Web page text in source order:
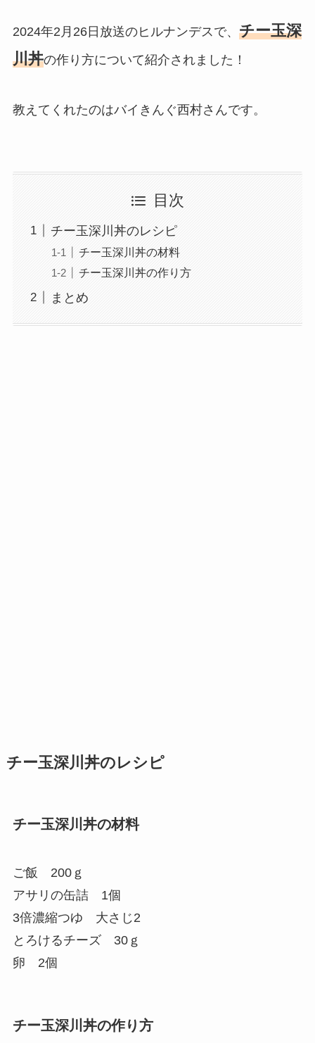
2024年2月26日放送のヒルナンデスで、 チー玉深
川丼の作り方について紹介されました！
教えてくれたのはバイきんぐ西村さんです。
目次
チー玉深川丼のレシピ
チー玉深川丼の材料
チー玉深川丼の作り方
まとめ
チー玉深川丼のレシピ
チー玉深川丼の材料
ご飯 200ｇ
アサリの缶詰 1個
3倍濃縮つゆ 大さじ2
とろけるチーズ 30ｇ
卵 2個
チー玉深川丼の作り方